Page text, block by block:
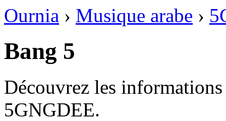
Ournia › Musique arabe ›
Bang 5
Découvrez les
5GNGDEE.